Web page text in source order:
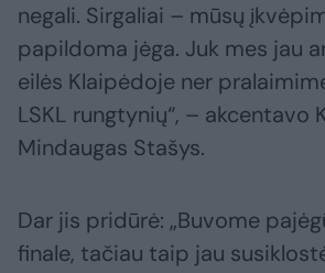
negali. Sirgaliai – mūsų
papildoma jėga. Juk mes jau
eilės Klaipėdoje ner
LSKL rungtynių“, – akcentavo
Mindaugas Stašys.
Dar jis pridūrė: „Buvome
finale, tačiau taip jau